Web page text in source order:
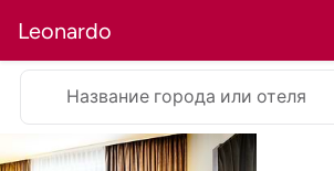
Leonardo
Название города или отеля